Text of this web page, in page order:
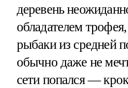
деревень
обладателем
рыбаки из средней
обычно даже не
сети попался —